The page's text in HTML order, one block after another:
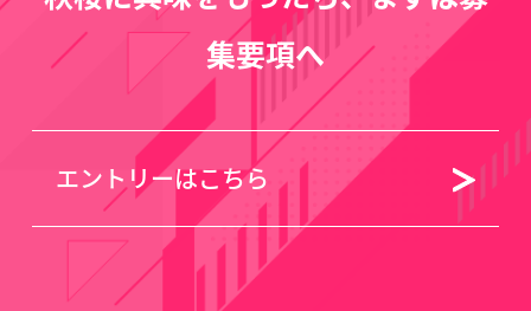
集要項へ
エントリーはこちら